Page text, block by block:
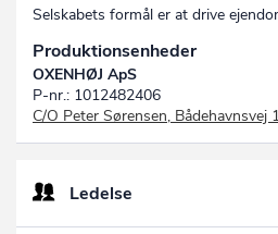
Selskabets formål er at drive
Produktionsenheder
OXENHØJ ApS
P-nr.: 1012482406
C/O Peter Sørensen, Bådehavnsvej
Ledelse